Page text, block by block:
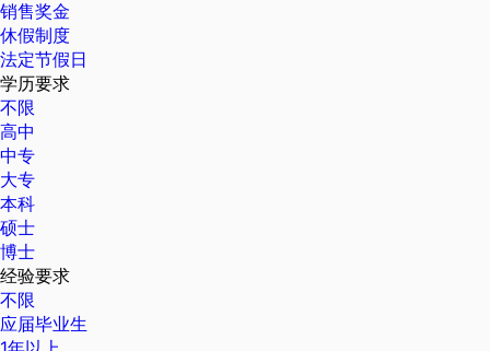
销售奖金
休假制度
法定节假日
学历要求
不限
高中
中专
大专
本科
硕士
博士
经验要求
不限
应届毕业生